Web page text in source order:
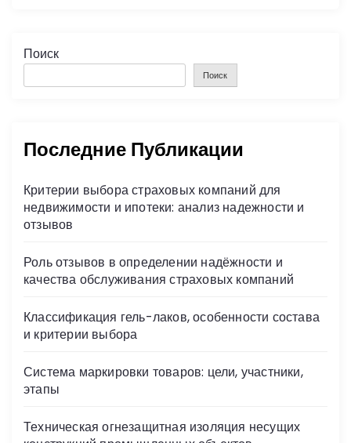
Поиск
Поиск
Последние Публикации
Критерии выбора страховых компаний для
недвижимости и ипотеки: анализ надежности и
отзывов
Роль отзывов в определении надёжности и
качества обслуживания страховых компаний
Классификация гель-лаков, особенности состава
и критерии выбора
Система маркировки товаров: цели, участники,
этапы
Техническая огнезащитная изоляция несущих